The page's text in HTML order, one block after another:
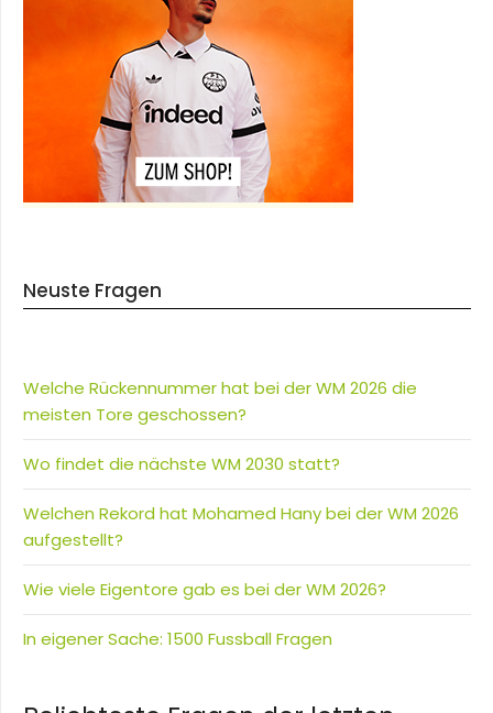
Neuste Fragen
Welche Rückennummer hat bei der WM 2026 die
meisten Tore geschossen?
Wo findet die nächste WM 2030 statt?
Welchen Rekord hat Mohamed Hany bei der WM 2026
aufgestellt?
Wie viele Eigentore gab es bei der WM 2026?
In eigener Sache: 1500 Fussball Fragen